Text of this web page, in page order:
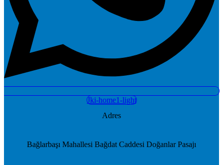
Jki-home1-light
Adres
Bağlarbaşı Mahallesi Bağdat Caddesi Doğanlar Pasajı